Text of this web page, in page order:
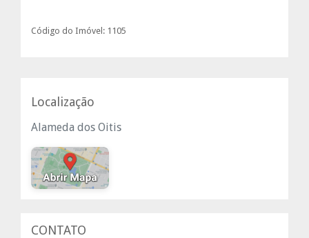
Código do Imóvel: 1105
Localização
Alameda dos Oitis
CONTATO